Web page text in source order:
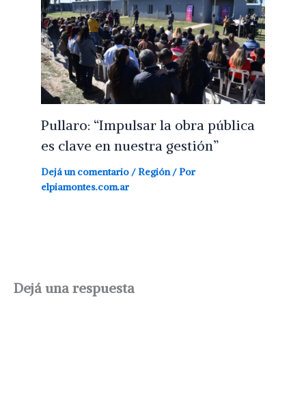
Pullaro: “Impulsar la obra pública
es clave en nuestra gestión”
Dejá un comentario /Región/ Por
elpiamontes.com.ar
Dejá una respuesta